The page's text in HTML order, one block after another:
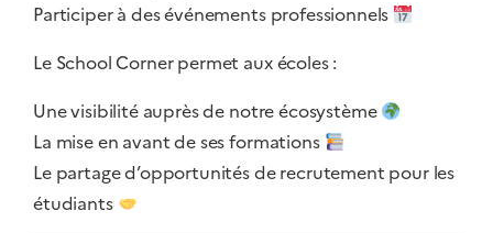
Participer à des événements professionnels
Le School Corner permet aux écoles :
Une visibilité auprès de notre écosystème
La mise en avant de ses formations
Le partage d’opportunités de recrutement pour les
étudiants